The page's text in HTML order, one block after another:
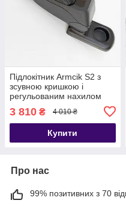
Підлокітник Armcik S2 з
зсувною кришкою і
регульованим нахилом
2024
3 810 ₴ 4 010 ₴
Купити
Про нас
99% позитивних з 70